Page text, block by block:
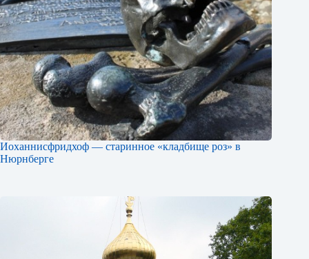
Иоханнисфридхоф — старинное «кладбище роз» в
Нюрнберге